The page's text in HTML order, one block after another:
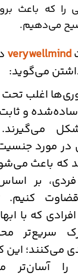
را که باعث
می‌دهیم.
verywellmind
می‌گوید:
اغلب تحت
و ثابت
می‌گیرند.
در مورد
که باعث
بر
کنیم.
که با
سریع‌تر
می‌کنند؛ این
را آسان‌تر